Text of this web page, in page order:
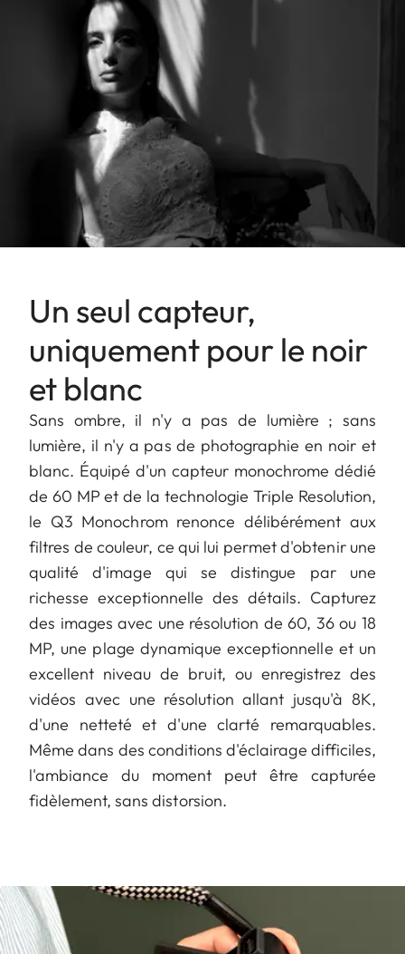
Un seul capteur,
uniquement pour le noir
et blanc
Sans ombre, il n'y a pas de lumière ; sans
lumière, il n'y a pas de photographie en noir et
blanc. Équipé d'un capteur monochrome dédié
de 60 MP et de la technologie Triple Resolution,
le Q3 Monochrom renonce délibérément aux
filtres de couleur, ce qui lui permet d'obtenir une
qualité d'image qui se distingue par une
richesse exceptionnelle des détails. Capturez
des images avec une résolution de 60, 36 ou 18
MP, une plage dynamique exceptionnelle et un
excellent niveau de bruit, ou enregistrez des
vidéos avec une résolution allant jusqu'à 8K,
d'une netteté et d'une clarté remarquables.
Même dans des conditions d'éclairage difficiles,
l'ambiance du moment peut être capturée
fidèlement, sans distorsion.